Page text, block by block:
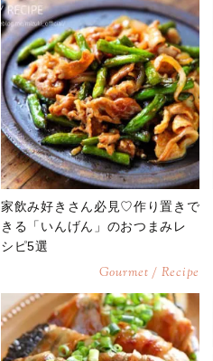
家飲み好きさん必見♡作り置きで
きる「いんげん」のおつまみレ
シピ5選
Gourmet / Recipe